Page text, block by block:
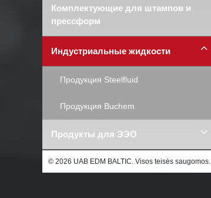
Комплектующие для штампов и
прессформ
Индустриальные жидкости
Продукция Steelfluid
Продукция Buchem
Продукты для ЭЭО
© 2026 UAB EDM BALTIC. Visos teisės saugomos.